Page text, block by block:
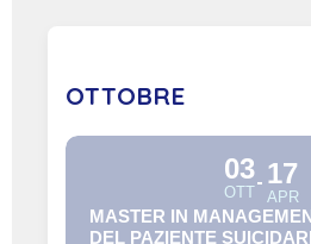
OTTOBRE
03
OTT
17
APR
MASTER IN
DEL PAZIENTE